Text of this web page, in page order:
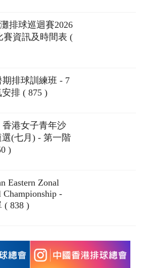
排球巡迴賽2026
賽資訊及時間表 (
期排球訓練班 - 7
排 ( 875 )
香港女子青年沙
(七月) - 第一階
)
Eastern Zonal
Championship -
( 838 )